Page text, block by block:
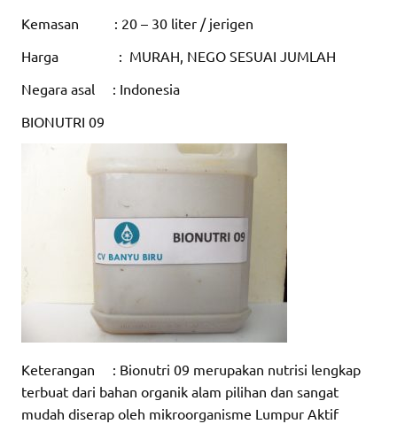
Kemasan : 20 – 30 liter / jerigen
Harga : MURAH, NEGO SESUAI JUMLAH
Negara asal : Indonesia
BIONUTRI 09
Keterangan : Bionutri 09 merupakan nutrisi lengkap
terbuat dari bahan organik alam pilihan dan sangat
mudah diserap oleh mikroorganisme Lumpur Aktif